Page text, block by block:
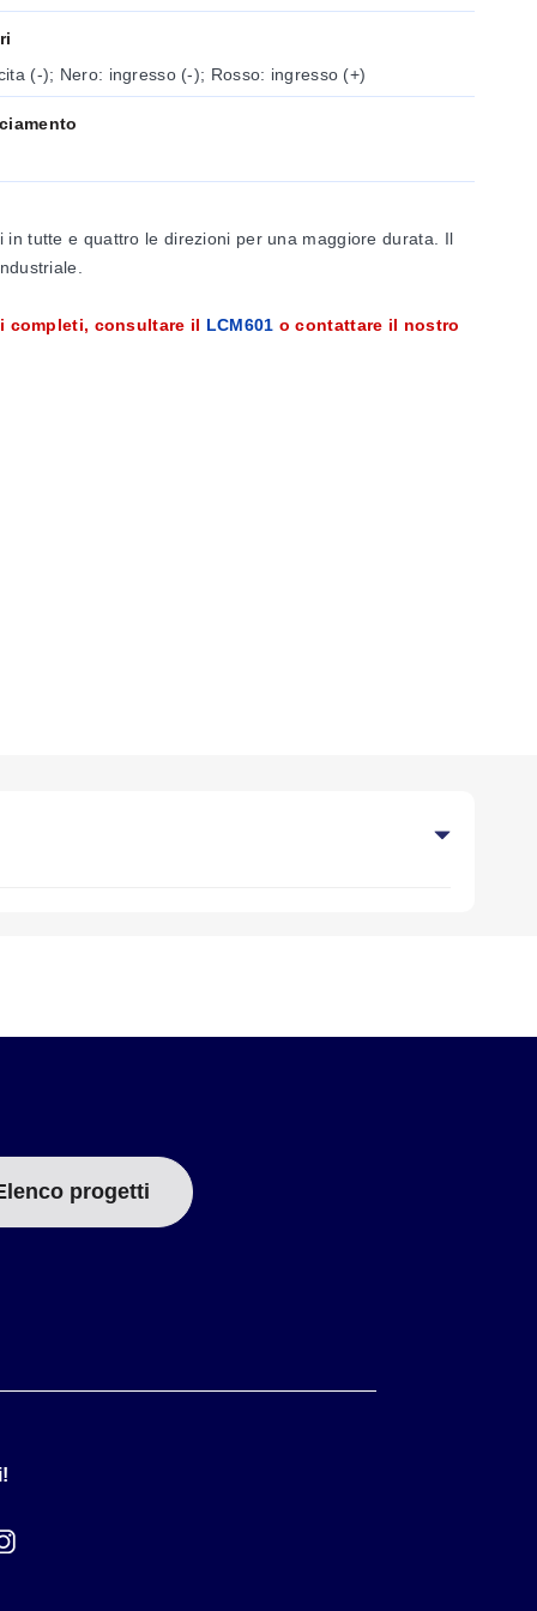
(-); Nero: ingresso (-); Rosso: ingresso (+)
tutte e quattro le direzioni per una maggiore durata. Il
completi, consultare il LCM601 o contattare il nostro
progetti